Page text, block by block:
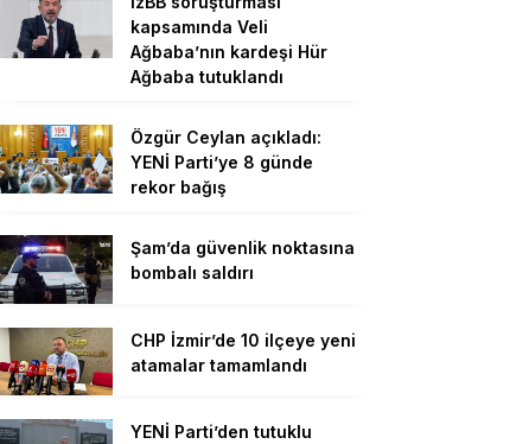
kapsamında Veli
Ağbaba’nın kardeşi Hür
Ağbaba tutuklandı
Özgür Ceylan açıkladı:
YENİ Parti’ye 8 günde
rekor bağış
Şam’da güvenlik noktasına
bombalı saldırı
CHP İzmir’de 10 ilçeye yeni
atamalar tamamlandı
YENİ Parti’den tutuklu